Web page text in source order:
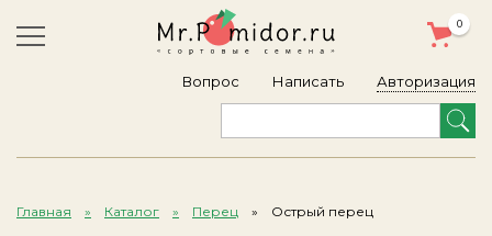
Вопрос Написать
0
Авторизация
Главная Каталог Перец Острый перец